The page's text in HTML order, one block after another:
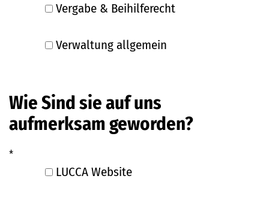
Vergabe & Beihilferecht
Verwaltung allgemein
Wie Sind sie auf uns
aufmerksam geworden?
*
LUCCA Website